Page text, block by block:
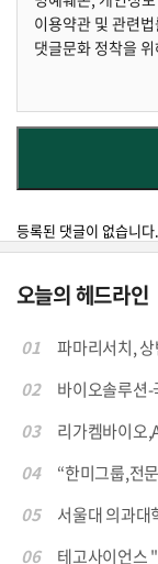
등록된 댓글이 없습니다.
오늘의 헤드라인
01
파마리서치,
02
바이오솔루션
03
리가켐바이오
04
“한미그룹,전
05
서울대 의과대
06
테고사이언스